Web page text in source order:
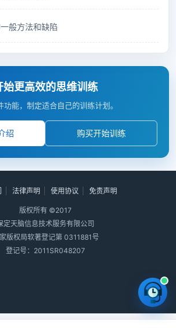
般方法和缺陷
始更高效的思维训练
功能，制定适合自己的训练计划。
绍 购买开始训练
法律声明 使用协议 免责声明
版权所有 ©2017
定天脑信息技术服务有限公司
版权局软著登记第 0311881号
登记号：2011SR048207